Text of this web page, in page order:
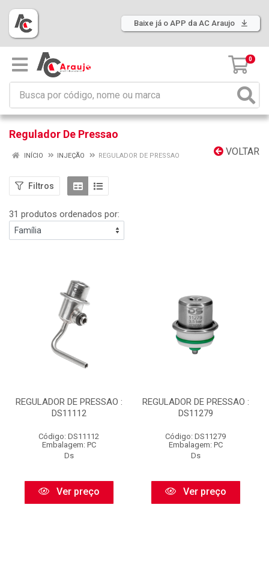
Baixe já o APP da AC Araujo
0
Regulador De Pressao
VOLTAR
INÍCIO INJEÇÃO REGULADOR DE PRESSAO
Filtros
31 produtos ordenados por:
REGULADOR DE PRESSAO :
DS11112
Código: DS11112
Embalagem: PC
Ds
Ver preço
REGULADOR DE PRESSAO :
DS11279
Código: DS11279
Embalagem: PC
Ds
Ver preço